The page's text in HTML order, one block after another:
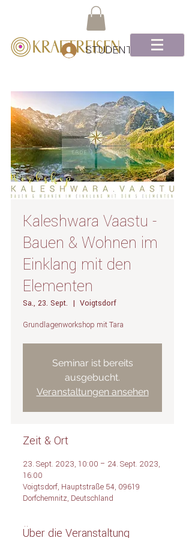
STUDENTEN Log-In
Kaleshwara Vaastu -
Bauen & Wohnen im
Einklang mit den
Elementen
Sa., 23. Sept.
  |
Voigtsdorf
Grundlagenworkshop mit Tara
Seminar ist bereits
ausgebucht.
Veranstaltungen ansehen
Zeit & Ort
23. Sept. 2023, 10:00 – 24. Sept. 2023,
16:00
Voigtsdorf, Hauptstraße 54, 09619
Dorfchemnitz, Deutschland
Über die Veranstaltung